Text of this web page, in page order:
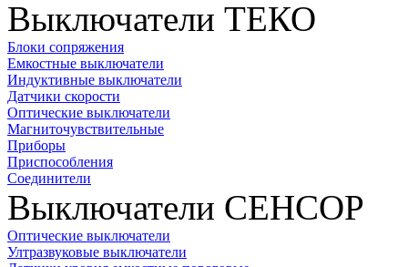
Выключатели ТЕКО
Блоки сопряжения
Емкостные выключатели
Индуктивные выключатели
Датчики скорости
Оптические выключатели
Магниточувствительные
Приборы
Приспособления
Соединители
Выключатели СЕНСОР
Оптические выключатели
Ултразвуковые выключатели